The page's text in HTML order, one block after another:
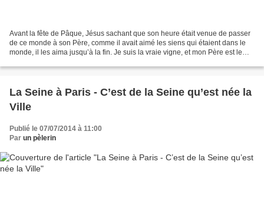
Avant la fête de Pâque, Jésus sachant que son heure était venue de passer
de ce monde à son Père, comme il avait aimé les siens qui étaient dans le
monde, il les aima jusqu’à la fin. Je suis la vraie vigne, et mon Père est le
La Seine à Paris - C’est de la Seine qu’est née la
Ville
Publié le 07/07/2014 à 11:00
Par un pèlerin